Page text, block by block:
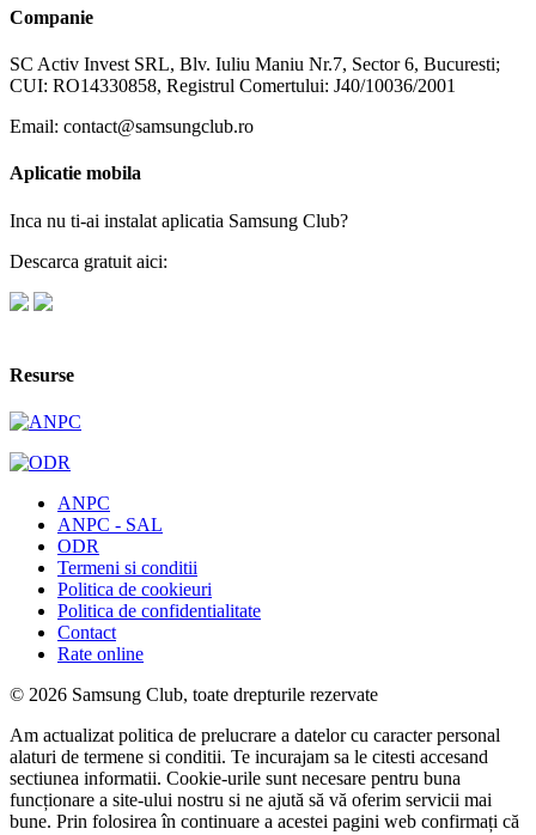
Companie
SC Activ Invest SRL, Blv. Iuliu Maniu Nr.7, Sector 6, Bucuresti;
CUI: RO14330858, Registrul Comertului: J40/10036/2001
Email: contact@samsungclub.ro
Aplicatie mobila
Inca nu ti-ai instalat aplicatia Samsung Club?
Descarca gratuit aici:
Resurse
ANPC
ANPC - SAL
ODR
Termeni si conditii
Politica de cookieuri
Politica de confidentialitate
Contact
Rate online
© 2026 Samsung Club, toate drepturile rezervate
Am actualizat politica de prelucrare a datelor cu caracter personal
alaturi de termene si conditii. Te incurajam sa le citesti accesand
sectiunea informatii. Cookie-urile sunt necesare pentru buna
funcționare a site-ului nostru si ne ajută să vă oferim servicii mai
bune. Prin folosirea în continuare a acestei pagini web confirmați că